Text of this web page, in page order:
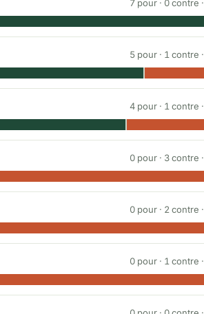
7 pour · 0contre ·
5 pour · 1 contre ·
4 pour · 1 contre ·
0 pour · 3contre ·
0 pour · 2 contre ·
0 pour · 1 contre ·